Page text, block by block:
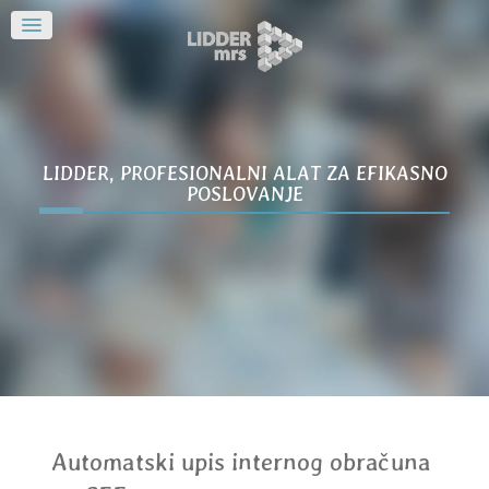
LIDDER, PROFESIONALNI ALAT ZA EFIKASNO
POSLOVANJE
Automatski upis internog obračuna